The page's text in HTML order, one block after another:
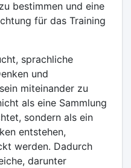
bestimmen und eine
für das Training
sprachliche
und
miteinander zu
als eine Sammlung
sondern als ein
entstehen,
werden. Dadurch
darunter